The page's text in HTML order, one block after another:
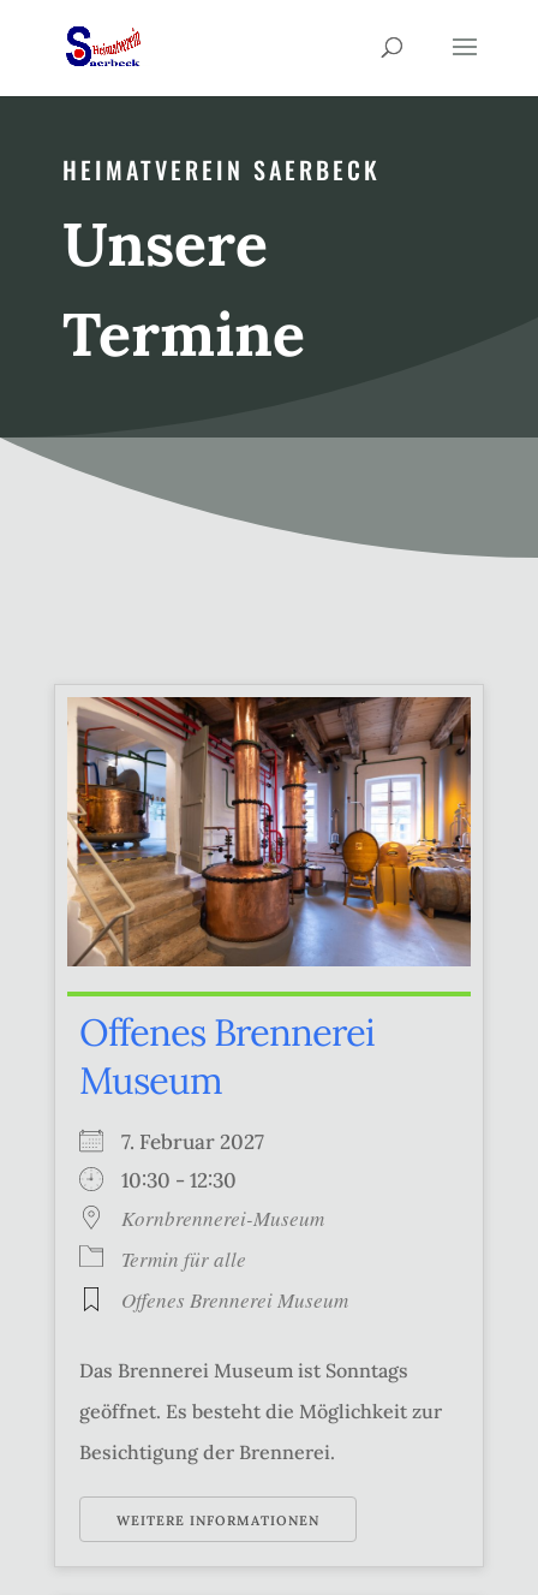
HEIMATVEREIN SAERBECK
Unsere
Termine
Offenes Brennerei
Museum
7. Februar 2027
10:30 - 12:30
Kornbrennerei-Museum
Termin für alle
Offenes Brennerei Museum
Das Brennerei Museum ist Sonntags
geöffnet. Es besteht die Möglichkeit zur
Besichtigung der Brennerei.
WEITERE INFORMATIONEN